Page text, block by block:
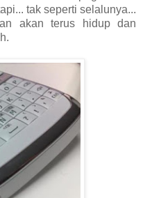
tak seperti selalunya...
akan terus hidup dan